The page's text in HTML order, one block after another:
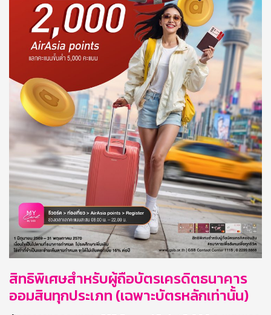
สิทธิพิเศษสำหรับผู้ถือบัตรเครดิตธนาคาร
ออมสินทุกประเภท (เฉพาะบัตรหลักเท่านั้น)